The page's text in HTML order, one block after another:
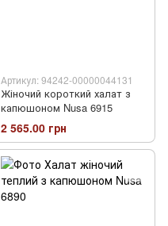
Артикул: 94242-00000044131
Жіночий короткий халат з
капюшоном Nusa 6915
2 565.00 грн